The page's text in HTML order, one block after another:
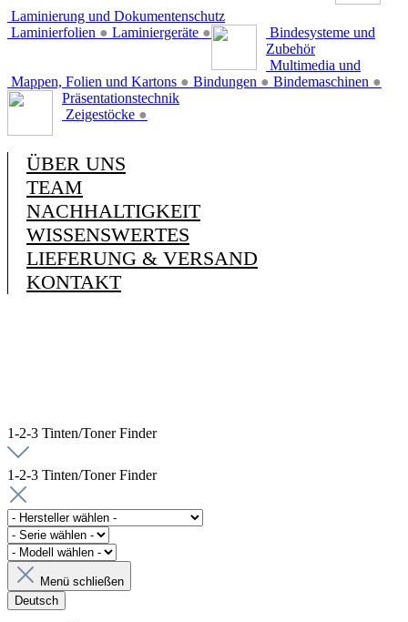
Laminierung und Dokumentenschutz
Laminierfolien ● Laminiergeräte ●
Bindesysteme und
Zubehör
Mappen, Folien und Kartons ● Bindungen ● Bindemaschinen ●
Multimedia und
Präsentationstechnik
Zeigestöcke ●
ÜBER UNS
TEAM
NACHHALTIGKEIT
WISSENSWERTES
LIEFERUNG & VERSAND
KONTAKT
1-2-3 Tinten/Toner Finder
1-2-3 Tinten/Toner Finder
Menü schließen
Deutsch